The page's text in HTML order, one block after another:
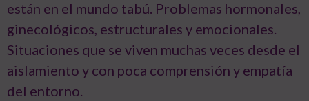
están en el mundo tabú. Problemas hormonales,
ginecológicos, estructurales y emocionales.
Situaciones que se viven muchas veces desde el
aislamiento y con poca comprensión y empatía
del entorno.